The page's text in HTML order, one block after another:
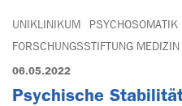
UNIKLINIKUM
PSYCHOSOMATIK
FORSCHUNGSSTIFTUNG MEDIZIN
06.05.2022
Psychische